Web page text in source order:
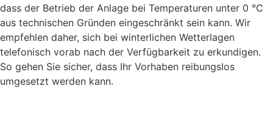
dass der Betrieb der Anlage bei Temperaturen unter 0 °C
aus technischen Gründen eingeschränkt sein kann. Wir
empfehlen daher, sich bei winterlichen Wetterlagen
telefonisch vorab nach der Verfügbarkeit zu erkundigen.
So gehen Sie sicher, dass Ihr Vorhaben reibungslos
umgesetzt werden kann.